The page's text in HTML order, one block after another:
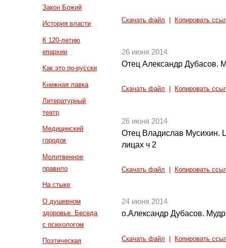
Закон Божий
История власти
К 120-летию
епархии
Как это по-русски
Книжная лавка
Литературный
театр
Медицинский
городок
Молитвенное
правило
На стыке
О душевном
здоровье. Беседа
с психологом
Поэтическая
Скачать файл Копировать
26 июня 2014
Отец Александр Дубасов.
Скачать файл Копировать
26 июня 2014
Отец Владислав Мусихин.
лицах ч 2
Скачать файл Копировать
24 июня 2014
о.Александр Дубасов.
Скачать файл Копировать